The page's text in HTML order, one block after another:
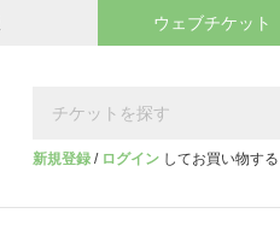
ウェブチケット
新規登録 / ログイン してお買い物す